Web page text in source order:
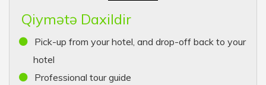
Qiymətə Daxildir
Pick-up from your hotel, and drop-off back to your
hotel
Professional tour guide